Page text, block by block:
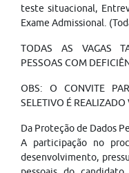
teste situacional,
Exame Admissional.
TODAS AS VAGAS
PESSOAS COM
OBS: O CONVITE
SELETIVO É REALIZADO
Da Proteção de Dados
A participação no
desenvolvimento,